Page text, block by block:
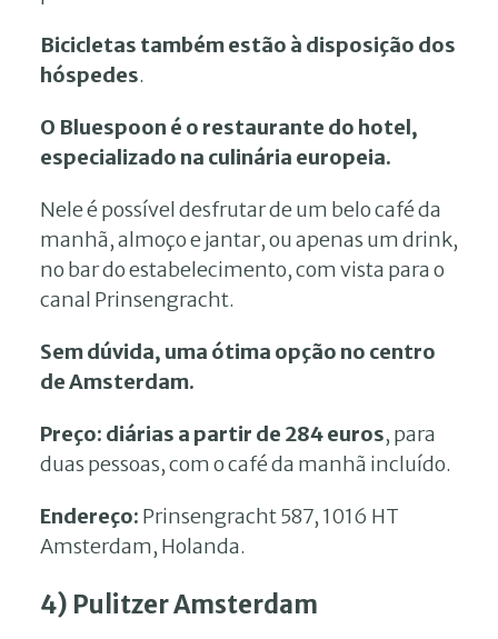
Bicicletas também estão à disposição dos
hóspedes.
O Bluespoon é o restaurante do hotel,
especializado na culinária europeia.
Nele é possível desfrutar de um belo café da
manhã, almoço e jantar, ou apenas um drink,
no bar do estabelecimento, com vista para o
canal Prinsengracht.
Sem dúvida, uma ótima opção no centro
de Amsterdam.
Preço: diárias a partir de 284 euros, para
duas pessoas, com o café da manhã incluído.
Endereço: Prinsengracht 587, 1016 HT
Amsterdam, Holanda.
4) Pulitzer Amsterdam